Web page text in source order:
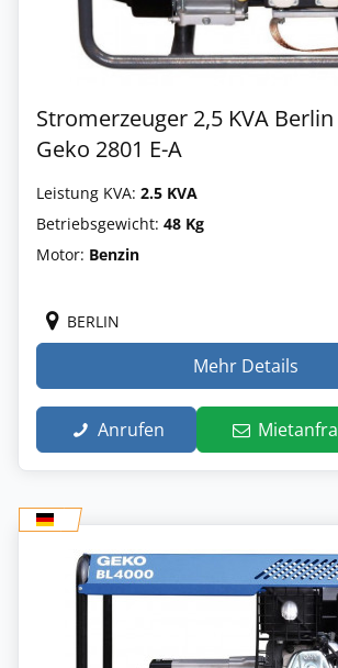
Stromerzeuger 2,5 KVA
Geko 2801 E-A
Leistung KVA: 2.5 KVA
Betriebsgewicht: 48 Kg
Motor: Benzin
BERLIN
Mehr Details
Anrufen